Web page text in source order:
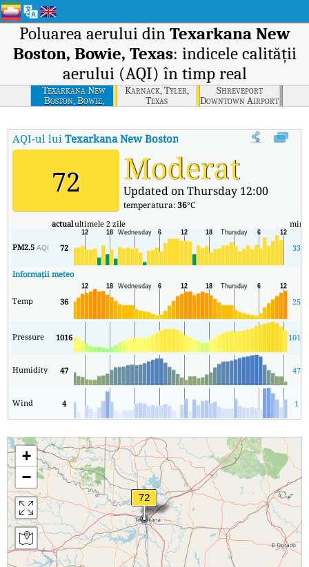
Poluarea aerului din Texarkana New
Boston, Bowie, Texas: indicele calității
aerului (AQI) în timp real
Texarkana New
Boston, Bowie,
Texas
Karnack, Tyler,
Texas
Shreveport
Downtown Airport
Site, Louisiana
AQI-ul luiTexarkana New Boston, Bowie, Texas :Indicele
72 Moderat
Updated on Thursday 12:00
temperatura:36°C
actualultimele 2 zile min
PM2.5AQI 72 33
Informații meteo
Temp 36 25
Pressure 1016 1013
Humidity 47 47
Wind 4 1
+
−